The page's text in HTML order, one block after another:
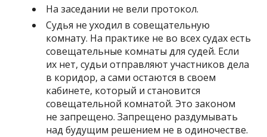
На заседании не вели протокол.
Судья не уходил в совещательную
комнату. На практике не во всех судах есть
совещательные комнаты для судей. Если
их нет, судьи отправляют участников дела
в коридор, а сами остаются в своем
кабинете, который и становится
совещательной комнатой. Это законом
не запрещено. Запрещено раздумывать
над будущим решением не в одиночестве.